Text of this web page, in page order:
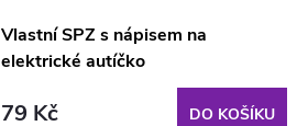
Vlastní SPZ s nápisem na
elektrické autíčko
79 Kč DO KOŠÍKU